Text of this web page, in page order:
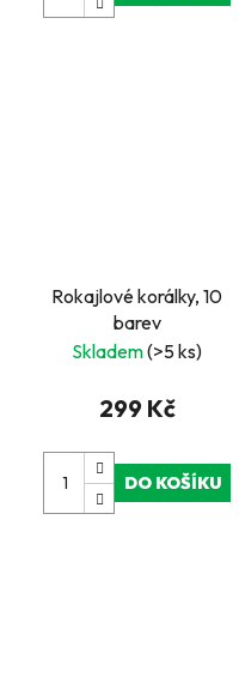
Rokajlové korálky, 10
barev
Skladem(>5 ks)
299 Kč
DO KOŠÍKU